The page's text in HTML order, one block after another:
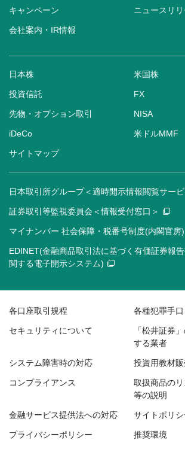
キャンペーン ニュースリリ
会社案内・IR情報
日本株 米国株
投資信託 FX
先物・オプション取引 NISA
iDeCo 米ドルMMF
サイトマップ
日本取引所グループ＜適時開示情報閲覧サービ
証券取引等監視委員会＜情報受付窓口＞
マイナンバー 社会保障・税番号制度(内閣官房)
EDINET(金融商品取引法に基づく有価証券報
関する電子開示システム)
各口座取引規程 各種犯罪手
セキュリティについて
「松井証券
する業者
システム障害時の対応 投資用教材
コンプライアンス
取扱商品の
等の説明
金融サービス提供法への対応 サイトポリシ
プライバシーポリシー 推奨環境